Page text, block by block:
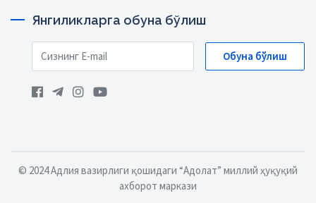
Янгиликларга обуна бўлиш
Обуна бўлиш
© 2024 Адлия вазирлиги қошидаги “Адолат” миллий ҳуқуқий
ахборот маркази